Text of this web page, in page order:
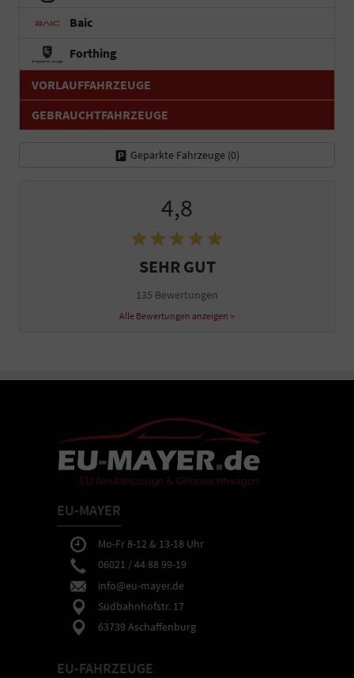
Baic
Forthing
VORLAUFFAHRZEUGE
GEBRAUCHTFAHRZEUGE
Geparkte Fahrzeuge (0)
4,8
SEHR GUT
135 Bewertungen
Alle Bewertungen anzeigen >
EU-MAYER
Mo-Fr 8-12 & 13-18 Uhr
06021 / 44 88 99-19
info@eu-mayer.de
Südbahnhofstr. 17
63739 Aschaffenburg
EU-FAHRZEUGE